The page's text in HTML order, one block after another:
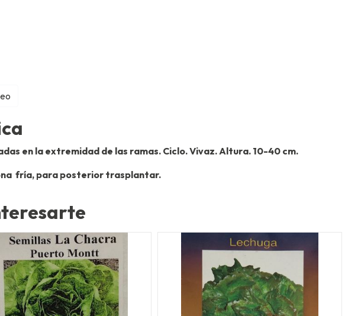
en la extremidad de las ramas. Ciclo. Vivaz. Altura. 10-40 cm.
fría, para posterior trasplantar.